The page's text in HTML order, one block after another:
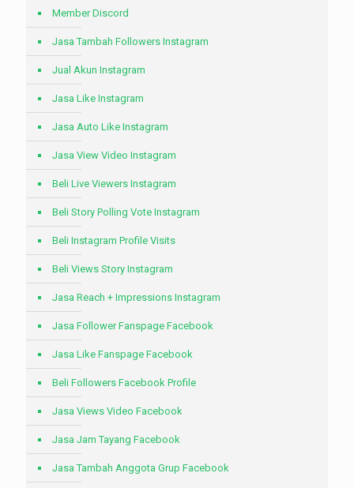
Member Discord
Jasa Tambah Followers Instagram
Jual Akun Instagram
Jasa Like Instagram
Jasa Auto Like Instagram
Jasa View Video Instagram
Beli Live Viewers Instagram
Beli Story Polling Vote Instagram
Beli Instagram Profile Visits
Beli Views Story Instagram
Jasa Reach + Impressions Instagram
Jasa Follower Fanspage Facebook
Jasa Like Fanspage Facebook
Beli Followers Facebook Profile
Jasa Views Video Facebook
Jasa Jam Tayang Facebook
Jasa Tambah Anggota Grup Facebook